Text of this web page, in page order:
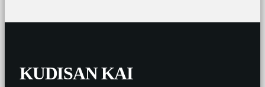
KUDISAN KAI